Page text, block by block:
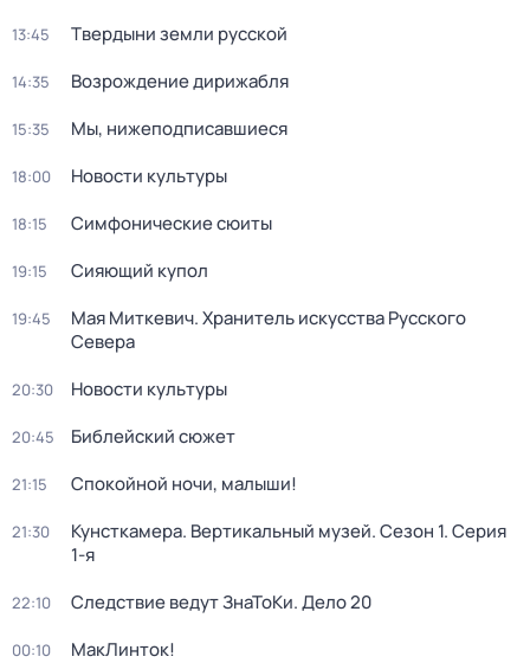
13:45 Твердыни земли русской
14:35 Возрождение дирижабля
15:35 Мы, нижеподписавшиеся
18:00 Новости культуры
18:15 Симфонические сюиты
19:15 Сияющий купол
19:45
Мая Миткевич. Хранитель искусства Русского
Севера
20:30 Новости культуры
20:45 Библейский сюжет
21:15 Спокойной ночи, малыши!
21:30 Кунсткамера. Вертикальный музей. Сезон 1. Серия
1-я
22:10 Следствие ведут ЗнаТоКи. Дело 20
00:10 МакЛинток!